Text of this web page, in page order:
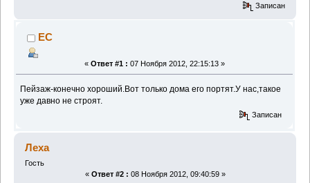
Записан
EC
« Ответ #1 : 07 Ноября 2012, 22:15:13 »
Пейзаж-конечно хороший.Вот только дома его портят.У нас,такое
уже давно не строят.
Записан
Леха
Гость
« Ответ #2 : 08 Ноября 2012, 09:40:59 »